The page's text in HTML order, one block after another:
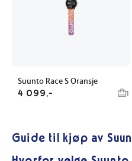
Suunto Race S Oransje
4 099,- 1
Guide til kjøp av